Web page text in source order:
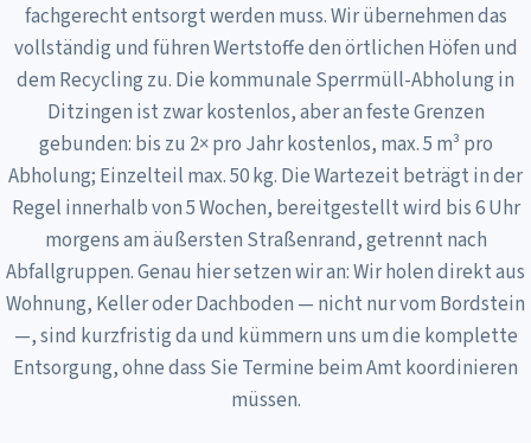
fachgerecht entsorgt werden muss. Wir übernehmen das
vollständig und führen Wertstoffe den örtlichen Höfen und
dem Recycling zu. Die kommunale Sperrmüll-Abholung in
Ditzingen ist zwar kostenlos, aber an feste Grenzen
gebunden: bis zu 2× pro Jahr kostenlos, max. 5 m³ pro
Abholung; Einzelteil max. 50 kg. Die Wartezeit beträgt in der
Regel innerhalb von 5 Wochen, bereitgestellt wird bis 6 Uhr
morgens am äußersten Straßenrand, getrennt nach
Abfallgruppen. Genau hier setzen wir an: Wir holen direkt aus
Wohnung, Keller oder Dachboden — nicht nur vom Bordstein
—, sind kurzfristig da und kümmern uns um die komplette
Entsorgung, ohne dass Sie Termine beim Amt koordinieren
müssen.